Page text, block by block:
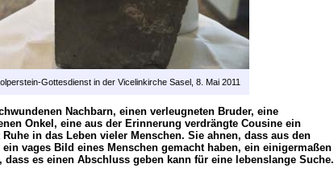
Gottesdienst in der Vicelinkirche Sasel, 8. Mai 2011
Nachbarn, einen verleugneten Bruder, eine
Onkel, eine aus der Erinnerung verdrängte Cousine ein
in das Leben vieler Menschen. Sie ahnen, dass aus den
vages Bild eines Menschen gemacht haben, ein einigermaßen
es einen Abschluss geben kann für eine lebenslange Suche.